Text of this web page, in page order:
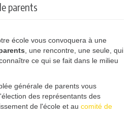
parents
école vous convoquera à une
, une rencontre, une seule, qui
ce qui se fait dans le milieu
générale de parents vous
des représentants des
de l'école et au comité de